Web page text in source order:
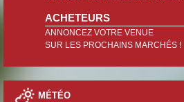
ACHETEURS
ANNONCEZ VOTRE VENUE
SUR LES PROCHAINS MARCHÉS !
MÉTÉO